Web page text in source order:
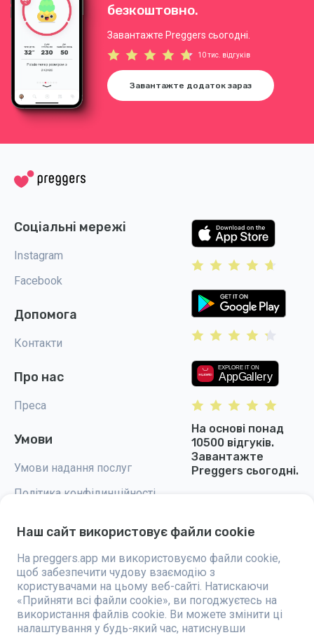
безкоштовно.
Завантажте Preggers сьогодні.
10 тис. відгуків
Завантажте додаток зараз
Соціальні мережі
Instagram
Facebook
Допомога
Контакти
Про нас
Преса
Умови
Умови надання послуг
Політика конфідинційності
На основі понад
10500 відгуків.
Завантажте
Preggers сьогодні.
Preggers — це додаток, створений шведською компанією Stroller AB у
2017 році, спрямований на полегшення батьківства для майбутніх та
новоспечених батьків у всьому світі. Завдяки різноманітній команді
та співпраці з експертами, були розроблені зручні у використанні
Наш сайт використовує файли cookie
На preggers.app ми використовуємо файли cookie,
щоб забезпечити чудову взаємодію з
користувачами на цьому веб-сайті. Натискаючи
«Прийняти всі файли cookie», ви погоджуєтесь на
використання файлів cookie. Ви можете змінити ці
налаштування у будь-який час, натиснувши